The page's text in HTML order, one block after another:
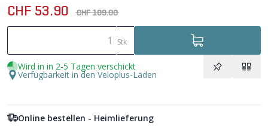
CHF 53.90 CHF 109.00
Stk
Wird in in 2-5 Tagen verschickt
Verfügbarkeit in den Veloplus-Läden
Online bestellen - Heimlieferung